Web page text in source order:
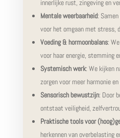
innerlijke rust, zingeving en
Mentale weerbaarheid:
voor het omgaan met stress,
Voeding & hormoonbalans:
voor haar energie, stemming
Systemisch werk: We kijken
zorgen voor meer harmonie en
Sensorisch bewustzijn: Door
ontstaat veiligheid,
Praktische tools voor
herkennen van overbelasting